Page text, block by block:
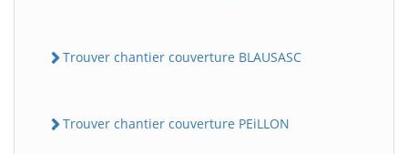
Trouver chantier couverture BLAUSASC
Trouver chantier couverture PEiLLON